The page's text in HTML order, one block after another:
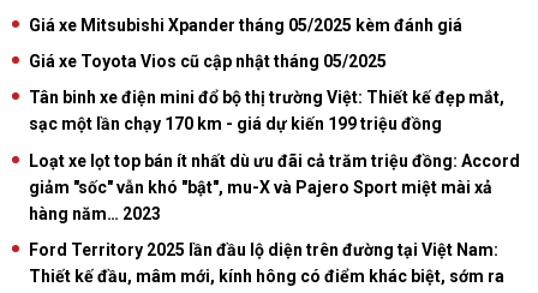
Giá xe Mitsubishi Xpander tháng 05/2025 kèm đánh giá
Giá xe Toyota Vios cũ cập nhật tháng 05/2025
Tân binh xe điện mini đổ bộ thị trường Việt: Thiết kế đẹp mắt,
sạc một lần chạy 170 km - giá dự kiến 199 triệu đồng
Loạt xe lọt top bán ít nhất dù ưu đãi cả trăm triệu đồng: Accord
giảm "sốc" vẫn khó "bật", mu-X và Pajero Sport miệt mài xả
hàng năm… 2023
Ford Territory 2025 lần đầu lộ diện trên đường tại Việt Nam:
Thiết kế đầu, mâm mới, kính hông có điểm khác biệt, sớm ra